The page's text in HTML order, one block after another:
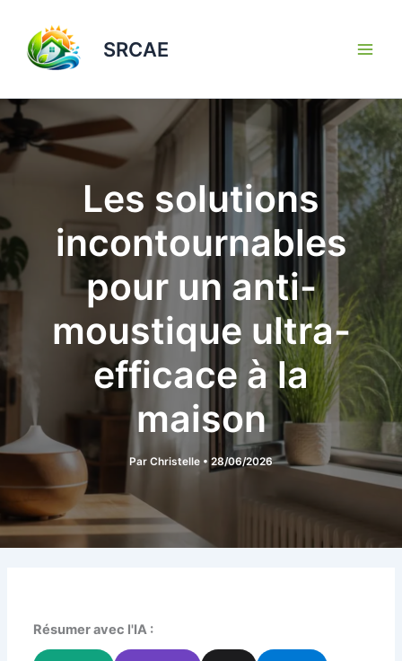
contenu
SRCAE
Les solutions
incontournables
pour un anti-
moustique ultra-
efficace à la
maison
Par Christelle • 28/06/2026
Résumer avec l'IA :